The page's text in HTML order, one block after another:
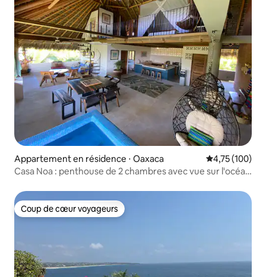
Appartement en résidence ⋅ Oaxaca Évaluation
4,75 (100)
Casa Noa : penthouse de 2 chambres avec vue sur l'océan
Coup de cœur voyageurs
Coup de cœur voyageurs